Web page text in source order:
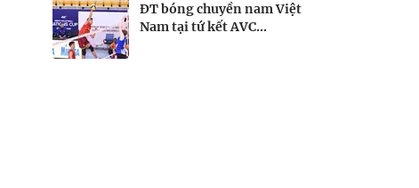
ĐT bóng chuyền nam Việt
Nam tại tứ kết AVC...